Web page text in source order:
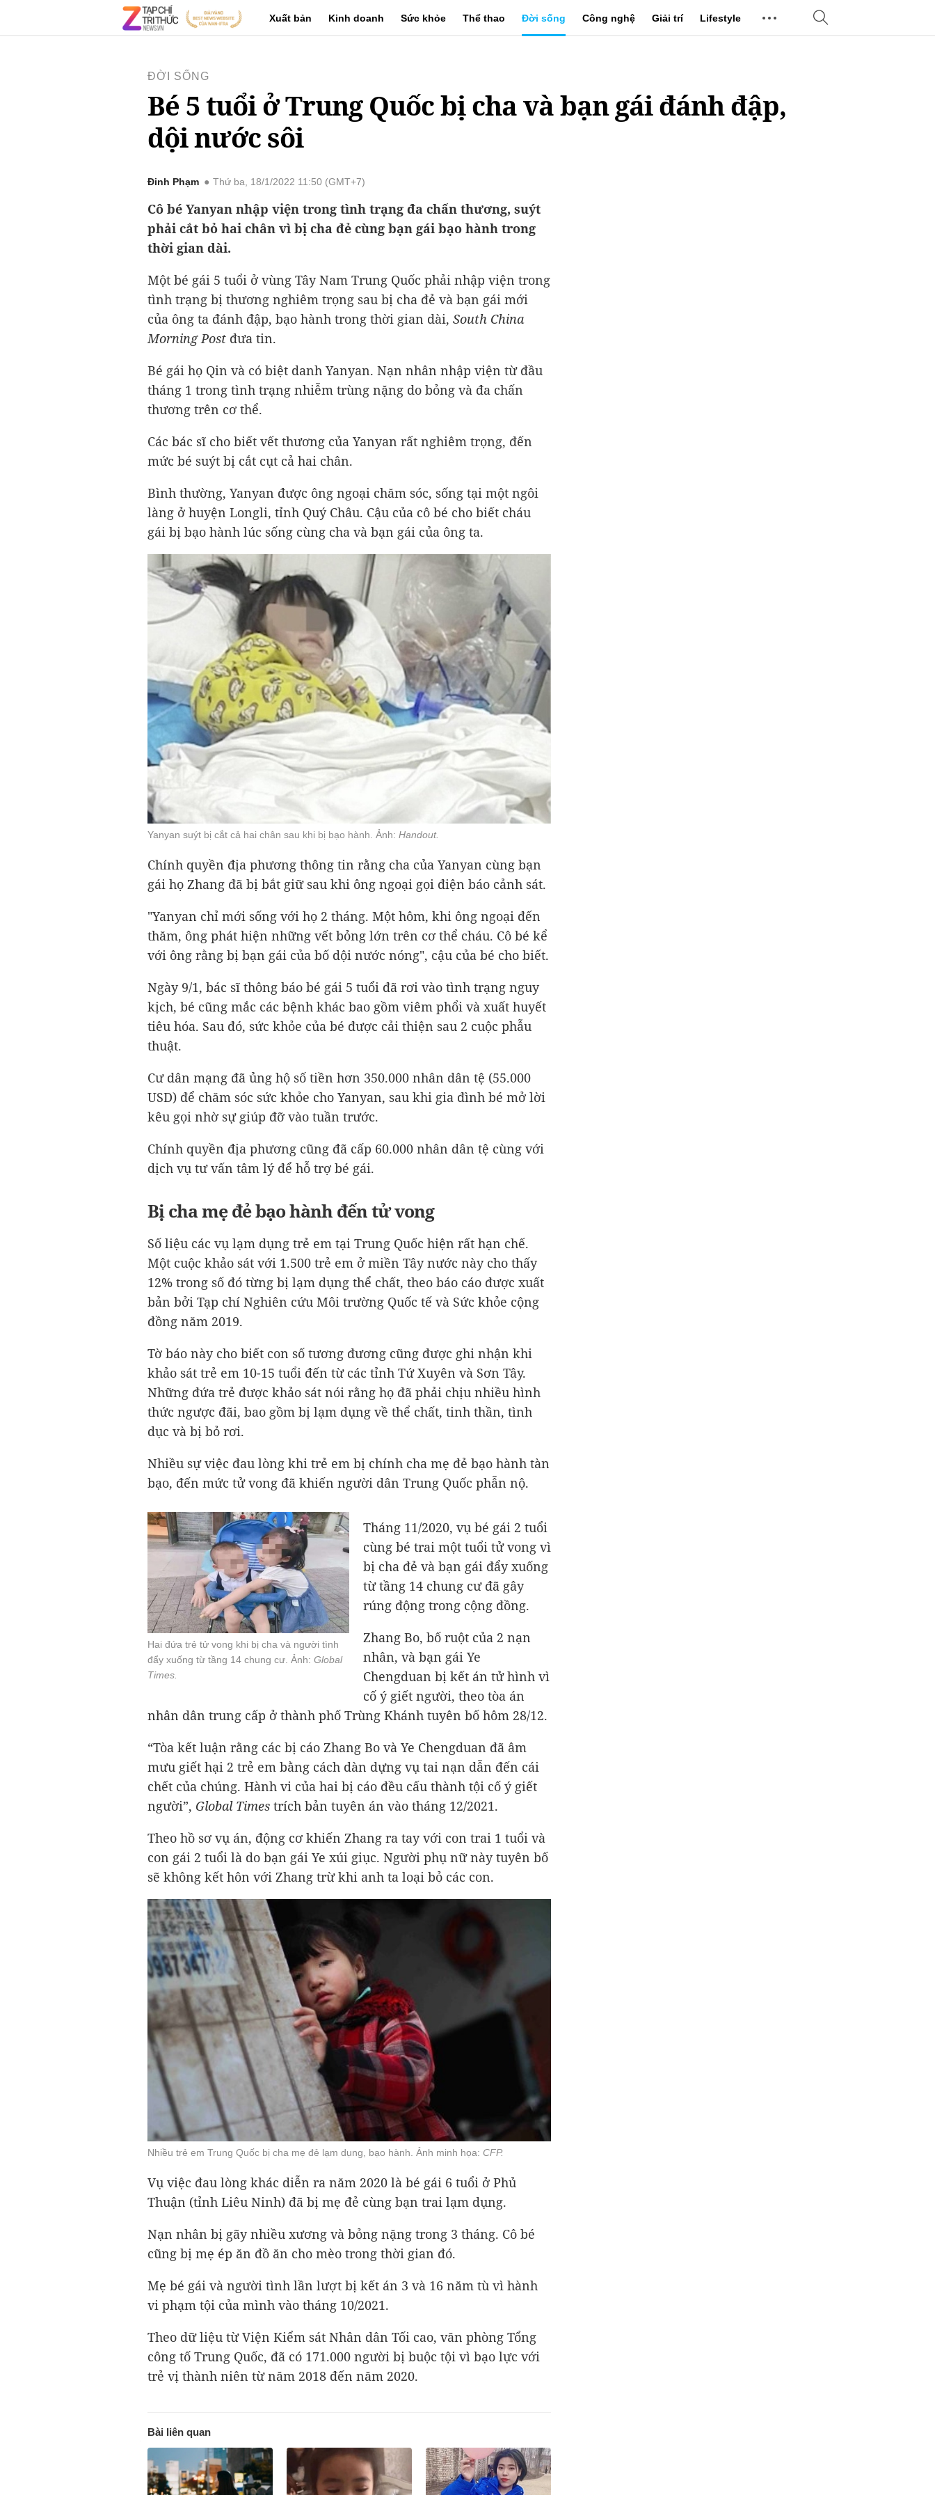
Xuất bản Kinh doanh Sức khỏe Thể thao Đời sống Công nghệ Giải trí Lifestyle
ĐỜI SỐNG
Bé 5 tuổi ở Trung Quốc bị cha và bạn gái đánh đập,
dội nước sôi
Đinh Phạm Thứ ba, 18/1/2022 11:50 (GMT+7)
Cô bé Yanyan nhập viện trong tình trạng đa chấn thương, suýt
phải cắt bỏ hai chân vì bị cha đẻ cùng bạn gái bạo hành trong
thời gian dài.
Một bé gái 5 tuổi ở vùng Tây Nam Trung Quốc phải nhập viện trong
tình trạng bị thương nghiêm trọng sau bị cha đẻ và bạn gái mới
của ông ta đánh đập, bạo hành trong thời gian dài, South China
Morning Post đưa tin.
Bé gái họ Qin và có biệt danh Yanyan. Nạn nhân nhập viện từ đầu
tháng 1 trong tình trạng nhiễm trùng nặng do bỏng và đa chấn
thương trên cơ thể.
Các bác sĩ cho biết vết thương của Yanyan rất nghiêm trọng, đến
mức bé suýt bị cắt cụt cả hai chân.
Bình thường, Yanyan được ông ngoại chăm sóc, sống tại một ngôi
làng ở huyện Longli, tỉnh Quý Châu. Cậu của cô bé cho biết cháu
gái bị bạo hành lúc sống cùng cha và bạn gái của ông ta.
Yanyan suýt bị cắt cả hai chân sau khi bị bạo hành. Ảnh: Handout.
Chính quyền địa phương thông tin rằng cha của Yanyan cùng bạn
gái họ Zhang đã bị bắt giữ sau khi ông ngoại gọi điện báo cảnh sát.
"Yanyan chỉ mới sống với họ 2 tháng. Một hôm, khi ông ngoại đến
thăm, ông phát hiện những vết bỏng lớn trên cơ thể cháu. Cô bé kể
với ông rằng bị bạn gái của bố dội nước nóng", cậu của bé cho biết.
Ngày 9/1, bác sĩ thông báo bé gái 5 tuổi đã rơi vào tình trạng nguy
kịch, bé cũng mắc các bệnh khác bao gồm viêm phổi và xuất huyết
tiêu hóa. Sau đó, sức khỏe của bé được cải thiện sau 2 cuộc phẫu
thuật.
Cư dân mạng đã ủng hộ số tiền hơn 350.000 nhân dân tệ (55.000
USD) để chăm sóc sức khỏe cho Yanyan, sau khi gia đình bé mở lời
kêu gọi nhờ sự giúp đỡ vào tuần trước.
Chính quyền địa phương cũng đã cấp 60.000 nhân dân tệ cùng với
dịch vụ tư vấn tâm lý để hỗ trợ bé gái.
Bị cha mẹ đẻ bạo hành đến tử vong
Số liệu các vụ lạm dụng trẻ em tại Trung Quốc hiện rất hạn chế.
Một cuộc khảo sát với 1.500 trẻ em ở miền Tây nước này cho thấy
12% trong số đó từng bị lạm dụng thể chất, theo báo cáo được xuất
bản bởi Tạp chí Nghiên cứu Môi trường Quốc tế và Sức khỏe cộng
đồng năm 2019.
Tờ báo này cho biết con số tương đương cũng được ghi nhận khi
khảo sát trẻ em 10-15 tuổi đến từ các tỉnh Tứ Xuyên và Sơn Tây.
Những đứa trẻ được khảo sát nói rằng họ đã phải chịu nhiều hình
thức ngược đãi, bao gồm bị lạm dụng về thể chất, tinh thần, tình
dục và bị bỏ rơi.
Nhiều sự việc đau lòng khi trẻ em bị chính cha mẹ đẻ bạo hành tàn
bạo, đến mức tử vong đã khiến người dân Trung Quốc phẫn nộ.
Hai đứa trẻ tử vong khi bị cha và người tình
đẩy xuống từ tầng 14 chung cư. Ảnh: Global
Times.
Tháng 11/2020, vụ bé gái 2 tuổi
cùng bé trai một tuổi tử vong vì
bị cha đẻ và bạn gái đẩy xuống
từ tầng 14 chung cư đã gây
rúng động trong cộng đồng.
Zhang Bo, bố ruột của 2 nạn
nhân, và bạn gái Ye
Chengduan bị kết án tử hình vì
cố ý giết người, theo tòa án
nhân dân trung cấp ở thành phố Trùng Khánh tuyên bố hôm 28/12.
“Tòa kết luận rằng các bị cáo Zhang Bo và Ye Chengduan đã âm
mưu giết hại 2 trẻ em bằng cách dàn dựng vụ tai nạn dẫn đến cái
chết của chúng. Hành vi của hai bị cáo đều cấu thành tội cố ý giết
người”, Global Times trích bản tuyên án vào tháng 12/2021.
Theo hồ sơ vụ án, động cơ khiến Zhang ra tay với con trai 1 tuổi và
con gái 2 tuổi là do bạn gái Ye xúi giục. Người phụ nữ này tuyên bố
sẽ không kết hôn với Zhang trừ khi anh ta loại bỏ các con.
Nhiều trẻ em Trung Quốc bị cha mẹ đẻ lạm dụng, bạo hành. Ảnh minh họa: CFP.
Vụ việc đau lòng khác diễn ra năm 2020 là bé gái 6 tuổi ở Phủ
Thuận (tỉnh Liêu Ninh) đã bị mẹ đẻ cùng bạn trai lạm dụng.
Nạn nhân bị gãy nhiều xương và bỏng nặng trong 3 tháng. Cô bé
cũng bị mẹ ép ăn đồ ăn cho mèo trong thời gian đó.
Mẹ bé gái và người tình lần lượt bị kết án 3 và 16 năm tù vì hành
vi phạm tội của mình vào tháng 10/2021.
Theo dữ liệu từ Viện Kiểm sát Nhân dân Tối cao, văn phòng Tổng
công tố Trung Quốc, đã có 171.000 người bị buộc tội vì bạo lực với
trẻ vị thành niên từ năm 2018 đến năm 2020.
Bài liên quan